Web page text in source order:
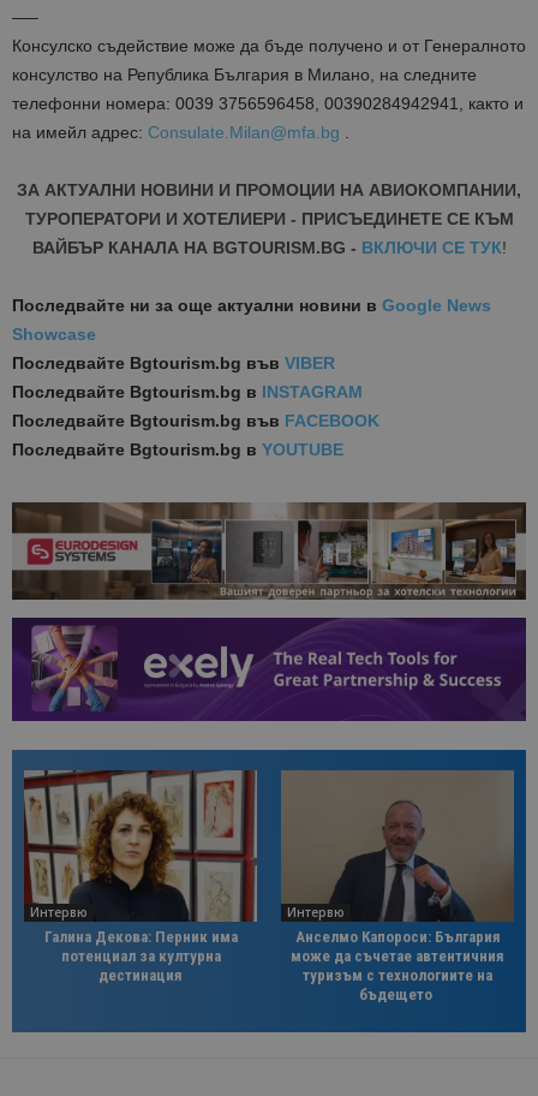
—–
Консулско съдействие може да бъде получено и от Генералното
консулство на Република България в Милано, на следните
телефонни номера: 0039 3756596458, 00390284942941, както и
на имейл адрес: Consulate.Milan@mfa.bg .
ЗА АКТУАЛНИ НОВИНИ И ПРОМОЦИИ НА АВИОКОМПАНИИ,
ТУРОПЕРАТОРИ И ХОТЕЛИЕРИ - ПРИСЪЕДИНЕТЕ СЕ КЪМ
ВАЙБЪР КАНАЛА НА BGTOURISM.BG - ВКЛЮЧИ СЕ ТУК!
Последвайте ни за още актуални новини в Google News
Showcase
Последвайте Bgtourism.bg във VIBER
Последвайте Bgtourism.bg в INSTAGRAM
Последвайте Bgtourism.bg във FACEBOOK
Последвайте Bgtourism.bg в YOUTUBE
Интервю
Галина Декова: Перник има
потенциал за културна
дестинация
Интервю
Анселмо Капороси: България
може да съчетае автентичния
туризъм с технологиите на
бъдещето